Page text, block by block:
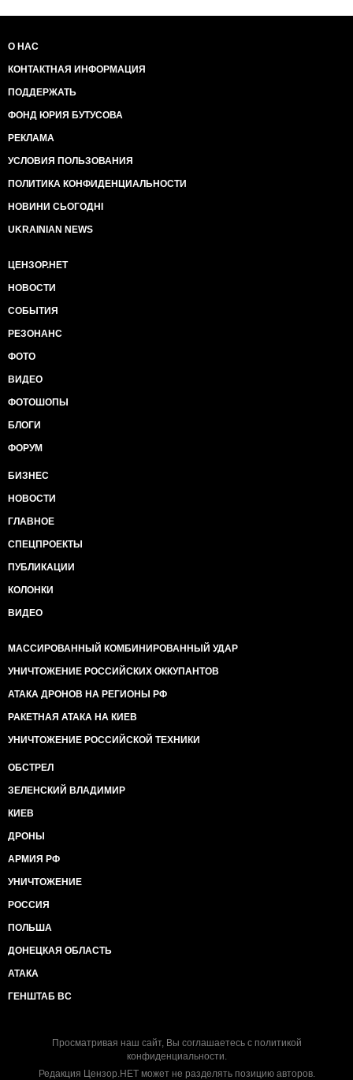
О НАС
КОНТАКТНАЯ ИНФОРМАЦИЯ
ПОДДЕРЖАТЬ
ФОНД ЮРИЯ БУТУСОВА
РЕКЛАМА
УСЛОВИЯ ПОЛЬЗОВАНИЯ
ПОЛИТИКА КОНФИДЕНЦИАЛЬНОСТИ
НОВИНИ СЬОГОДНІ
UKRAINIAN NEWS
ЦЕНЗОР.НЕТ
НОВОСТИ
СОБЫТИЯ
РЕЗОНАНС
ФОТО
ВИДЕО
ФОТОШОПЫ
БЛОГИ
ФОРУМ
БИЗНЕС
НОВОСТИ
ГЛАВНОЕ
СПЕЦПРОЕКТЫ
ПУБЛИКАЦИИ
КОЛОНКИ
ВИДЕО
МАССИРОВАННЫЙ КОМБИНИРОВАННЫЙ УДАР
УНИЧТОЖЕНИЕ РОССИЙСКИХ ОККУПАНТОВ
АТАКА ДРОНОВ НА РЕГИОНЫ РФ
РАКЕТНАЯ АТАКА НА КИЕВ
УНИЧТОЖЕНИЕ РОССИЙСКОЙ ТЕХНИКИ
ОБСТРЕЛ
ЗЕЛЕНСКИЙ ВЛАДИМИР
КИЕВ
ДРОНЫ
АРМИЯ РФ
УНИЧТОЖЕНИЕ
РОССИЯ
ПОЛЬША
ДОНЕЦКАЯ ОБЛАСТЬ
АТАКА
ГЕНШТАБ ВС
Просматривая наш сайт, Вы соглашаетесь с политикой
конфиденциальности.
Редакция Цензор.НЕТ может не разделять позицию авторов.